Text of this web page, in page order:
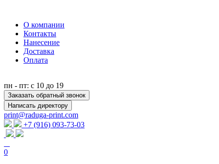
О компании
Контакты
Нанесение
Доставка
Оплата
пн - пт: с 10 до 19
Заказать обратный звонок
Написать директору
print@raduga-print.com
+7 (916) 093-73-03
0